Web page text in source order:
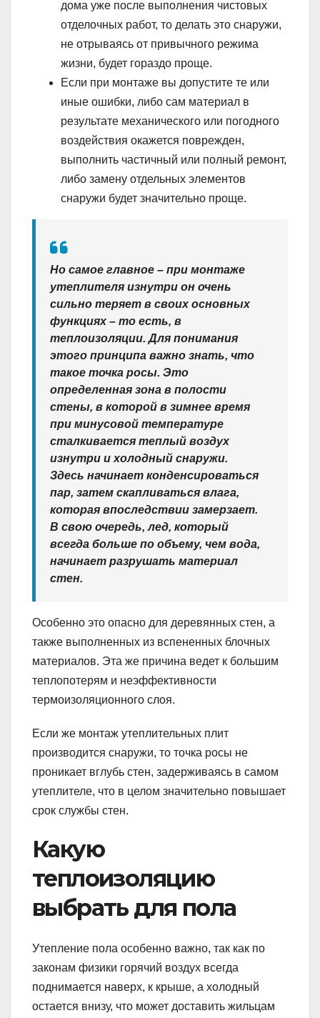
дома уже после выполнения чистовых
отделочных работ, то делать это снаружи,
не отрываясь от привычного режима
жизни, будет гораздо проще.
Если при монтаже вы допустите те или
иные ошибки, либо сам материал в
результате механического или погодного
воздействия окажется поврежден,
выполнить частичный или полный ремонт,
либо замену отдельных элементов
снаружи будет значительно проще.
Но самое главное – при монтаже
утеплителя изнутри он очень
сильно теряет в своих основных
функциях – то есть, в
теплоизоляции. Для понимания
этого принципа важно знать, что
такое точка росы. Это
определенная зона в полости
стены, в которой в зимнее время
при минусовой температуре
сталкивается теплый воздух
изнутри и холодный снаружи.
Здесь начинает конденсироваться
пар, затем скапливаться влага,
которая впоследствии замерзает.
В свою очередь, лед, который
всегда больше по объему, чем вода,
начинает разрушать материал
стен.
Особенно это опасно для деревянных стен, а
также выполненных из вспененных блочных
материалов. Эта же причина ведет к большим
теплопотерям и неэффективности
термоизоляционного слоя.
Если же монтаж утеплительных плит
производится снаружи, то точка росы не
проникает вглубь стен, задерживаясь в самом
утеплителе, что в целом значительно повышает
срок службы стен.
Какую
теплоизоляцию
выбрать для пола
Утепление пола особенно важно, так как по
законам физики горячий воздух всегда
поднимается наверх, к крыше, а холодный
остается внизу, что может доставить жильцам